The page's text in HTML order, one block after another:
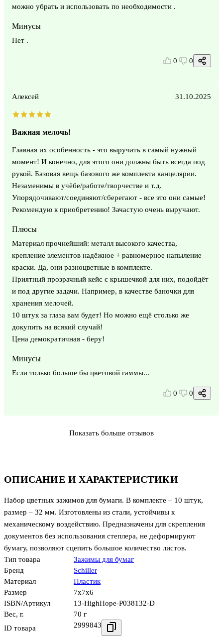
ОПИСАНИЕ И ХАРАКТЕРИСТИКИ
Набор цветных зажимов для бумаги. В комплекте – 10 штук,
размер – 32 мм. Изготовлены из стали, устойчивы к
механическому воздействию. Предназначены для скрепления
документов без использования степлера, не деформируют
бумагу, позволяют сцепить большое количество листов.
Тип товара
Зажимы для бумаг
Бренд
Schiller
Материал
Пластик
Размер
7x7x6
ISBN/Артикул
13-HighHope-P038132-D
Вес, г.
70 г
ID товара
2999843
можно убрать и использовать по необходимости .
Минусы
Нет .
0 0
Алексей 31.10.2025
Важная мелочь!
Главная их особенность - это выручать в самый нужный
момент! И конечно, для этого они должны быть всегда под
рукой. Базовая вещь базового же комплекта канцелярии.
Незаменимы в учёбе/работе/творчестве и т.д.
Упорядочивают/соединяют/сберегают - все это они самые!
Рекомендую к приобретению! Зачастую очень выручают.
Плюсы
Материал прочнейший: металл высокого качества,
крепление элементов надёжное + равномерное напыление
краски. Да, они разноцветные в комплекте.
Приятный прозрачный кейс с крышечкой для них, подойдёт
и под другие задачи. Например, в качестве баночки для
хранения мелочей.
10 штук за глаза вам будет! Но можно ещё столько же
докупить на всякий случай!
Цена демократичная - беру!
Минусы
Если только больше бы цветовой гаммы...
0 0
Показать больше отзывов